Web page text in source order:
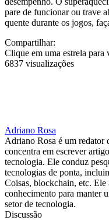
pare de funcionar ou trave
quente durante os jogos,
Compartilhar:
Clique em uma estrela para
6837 visualizações
Adriano Rosa
Adriano Rosa é um redator
concentra em escrever
tecnologia. Ele conduz
tecnologias de ponta,
Coisas, blockchain, etc. Ele
conhecimento para manter
setor de tecnologia.
Discussão